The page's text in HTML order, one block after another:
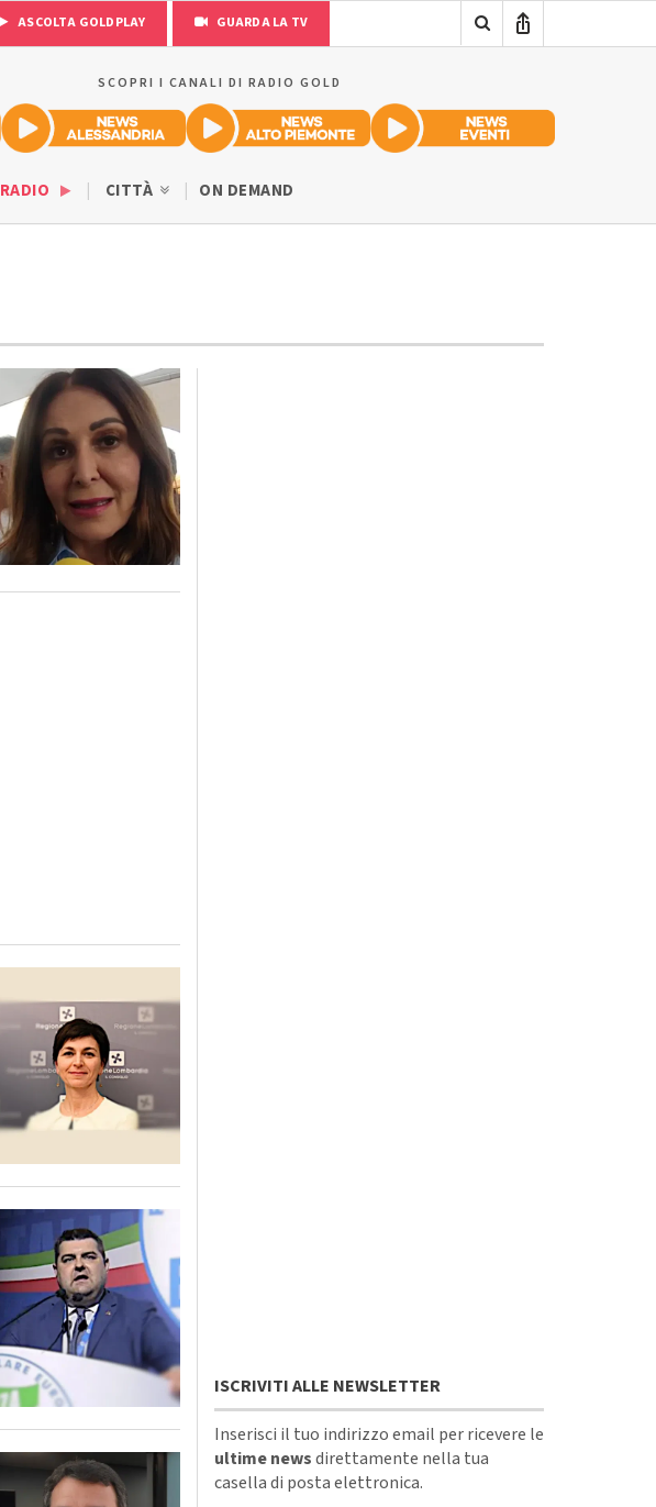
ASCOLTA GOLDPLAY GUARDA LA TV
SCOPRI I CANALI DI RADIO GOLD
RADIO CITTÀ ON DEMAND
ISCRIVITI ALLE NEWSLETTER
Inserisci il tuo indirizzo email per ricevere le
ultime newsdirettamente nella tua
casella di posta elettronica.